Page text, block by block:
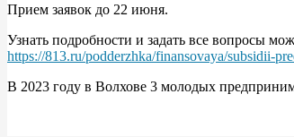
Прием заявок до 22 июня.
Узнать подробности и задать все вопросы
https://813.ru/podderzhka/finansovaya/subsidii-
В 2023 году в Волхове 3 молодых